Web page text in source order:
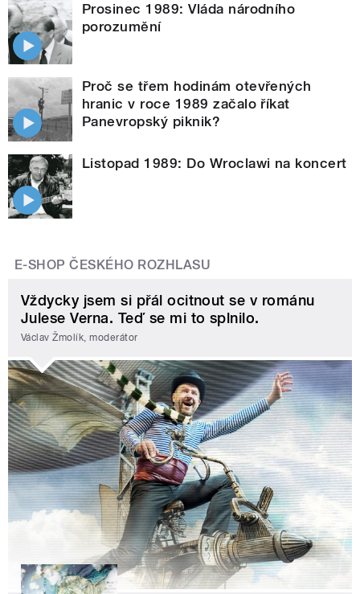
Prosinec 1989: Vláda národního
porozumění
Proč se třem hodinám otevřených
hranic v roce 1989 začalo říkat
Panevropský piknik?
Listopad 1989: Do Wroclawi na koncert
E-SHOP ČESKÉHO ROZHLASU
Vždycky jsem si přál ocitnout se v románu
Julese Verna. Teď se mi to splnilo.
Václav Žmolík, moderátor